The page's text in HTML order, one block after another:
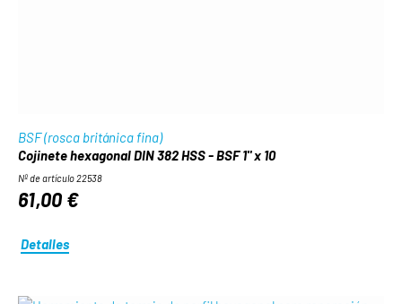
BSF (rosca británica fina)
Cojinete hexagonal DIN 382 HSS - BSF 1" x 10
Nº de artículo 22538
61,00 €
Detalles